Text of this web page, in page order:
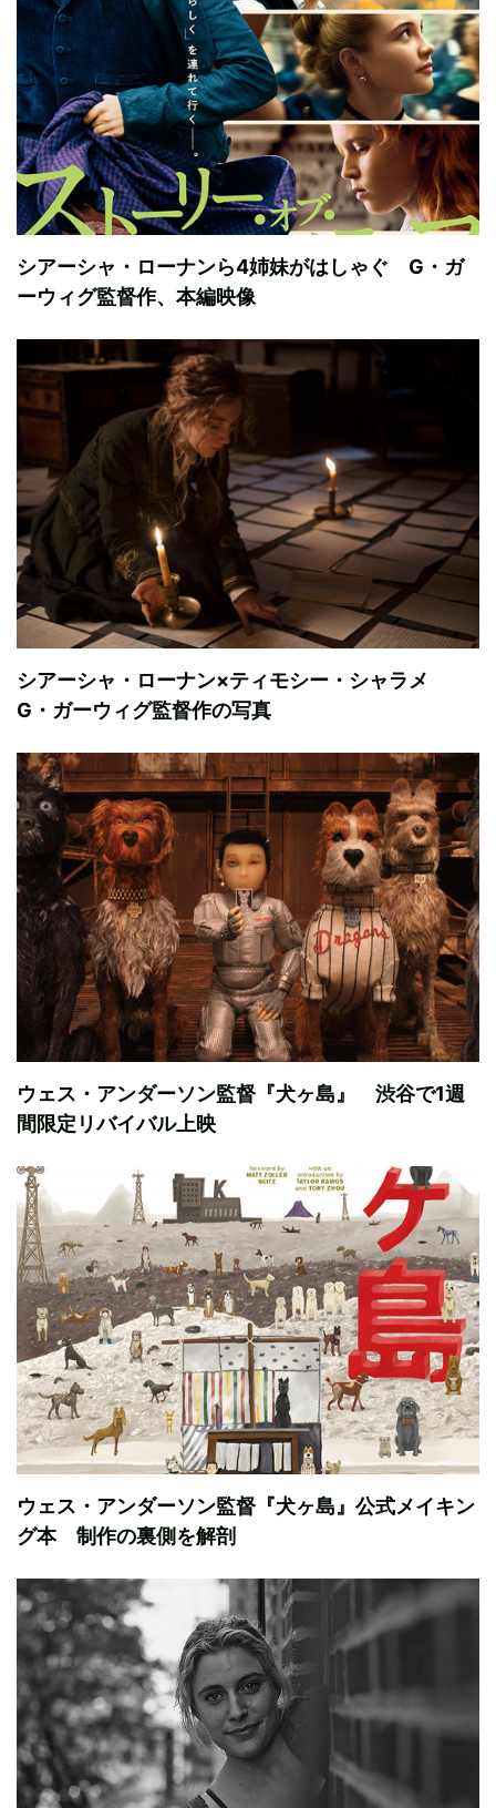
シアーシャ・ローナンら4姉妹がはしゃぐ G・ガ
ーウィグ監督作、本編映像
シアーシャ・ローナン×ティモシー・シャラメ
G・ガーウィグ監督作の写真
ウェス・アンダーソン監督『犬ヶ島』 渋谷で1週
間限定リバイバル上映
ウェス・アンダーソン監督『犬ヶ島』公式メイキン
グ本 制作の裏側を解剖